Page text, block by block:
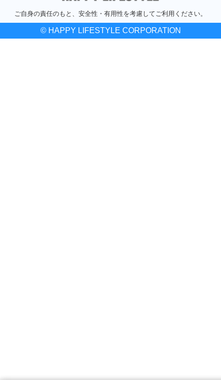
ご自身の責任のもと、安全性・有用性を考慮してご利用ください。
© HAPPY LIFESTYLE CORPORATION